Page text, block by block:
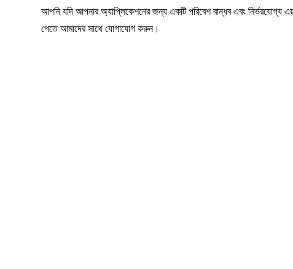
আপনি যদি আপনার অ্যাপ্লিকেশনের জন্য একটি পরিবেশ বান্ধব এবং নির্ভরযোগ্য
পেতে আমাদের সাথে যোগাযোগ করুন।